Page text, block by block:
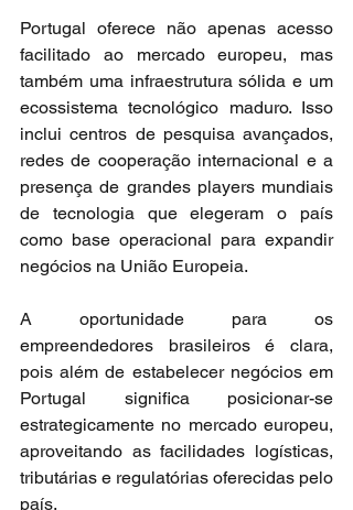
Portugal oferece não apenas acesso
facilitado ao mercado europeu, mas
também uma infraestrutura sólida e um
ecossistema tecnológico maduro. Isso
inclui centros de pesquisa avançados,
redes de cooperação internacional e a
presença de grandes players mundiais
de tecnologia que elegeram o país
como base operacional para expandir
negócios na União Europeia.
A oportunidade para os
empreendedores brasileiros é clara,
pois além de estabelecer negócios em
Portugal significa posicionar-se
estrategicamente no mercado europeu,
aproveitando as facilidades logísticas,
tributárias e regulatórias oferecidas pelo
país.